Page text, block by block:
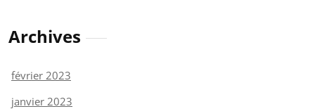
Archives
février 2023
janvier 2023